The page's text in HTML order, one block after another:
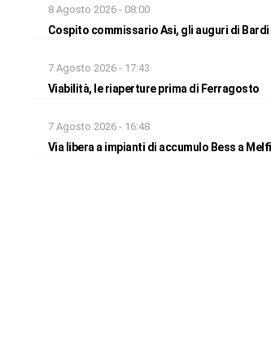
8 Agosto 2026 - 08:00
Cospito commissario Asi, gli auguri di Bardi
7 Agosto 2026 - 17:43
Viabilità, le riaperture prima di Ferragosto
7 Agosto 2026 - 16:48
Via libera a impianti di accumulo Bess a